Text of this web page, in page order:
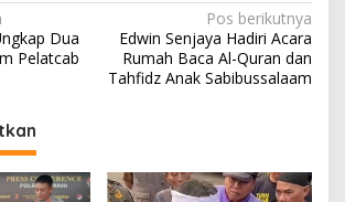
Dua
Pelatcab
Pos berikutnya
Edwin Senjaya Hadiri Acara
Rumah Baca Al-Quran dan
Tahfidz Anak Sabibussalaam